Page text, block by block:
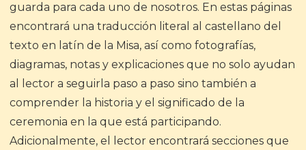
guarda para cada uno de nosotros. En estas páginas
encontrará una traducción literal al castellano del
texto en latín de la Misa, así como fotografías,
diagramas, notas y explicaciones que no solo ayudan
al lector a seguirla paso a paso sino también a
comprender la historia y el significado de la
ceremonia en la que está participando.
Adicionalmente, el lector encontrará secciones que